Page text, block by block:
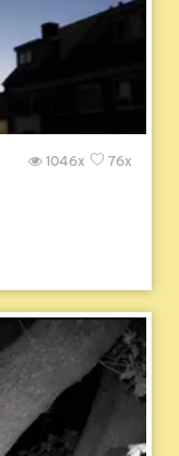
76x
1046x